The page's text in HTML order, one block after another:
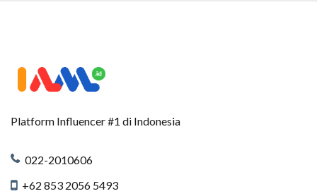
Platform Influencer #1 di Indonesia
022-2010606
+62 853 2056 5493